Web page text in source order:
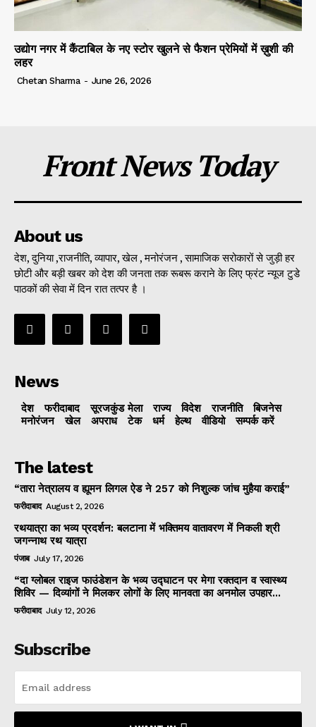
उद्योग नगर में कैंटाबिल के नए स्टोर खुलने से फैशन प्रेमियों में ख़ुशी की
लहर
Chetan Sharma - June 26, 2026
Front News Today
About us
देश, दुनिया ,राजनीति, व्यापार, खेल , मनोरंजन , सामाजिक सरोकारों से जुड़ी हर
छोटी और बड़ी खबर को देश की जनता तक रूबरू कराने के लिए फ्रंट न्यूज टुडे
पाठकों की सेवा में दिन रात तत्पर है ।
News
देश फरीदाबाद सूरजकुंड मेला राज्‍य विदेश राजनीति
बिजनेस
मनोरंजन
खेल अपराध टेक धर्म हेल्थ वीडियो सम्पर्क करें
The latest
“तारा नेत्रालय व ह्यूमन लिगल ऐड ने 257 को निशुल्क जांच मुहैया कराई”
फरीदाबाद August 2, 2026
रथयात्रा का भव्य प्रदर्शन: बलटाना में भक्तिमय वातावरण में निकली श्री
जगन्नाथ रथ यात्रा
पंजाब July 17, 2026
“दा ग्लोबल राइज फाउंडेशन के भव्य उद्घाटन पर मेगा रक्तदान व स्वास्थ्य
शिविर — दिव्यांगों ने मिलकर लोगों के लिए मानवता का अनमोल उपहार...
फरीदाबाद July 12, 2026
Subscribe